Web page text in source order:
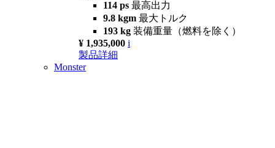
114 ps 最高出力
9.8 kgm 最大トルク
193 kg 装備重量（燃料を除く）
¥ 1,935,000 i
製品詳細
Monster